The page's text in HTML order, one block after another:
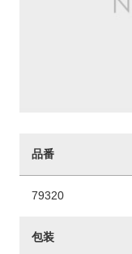
品番
79320
包装